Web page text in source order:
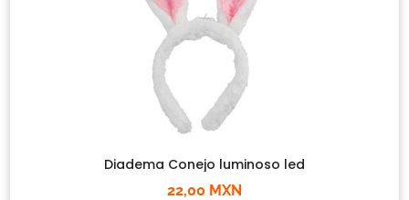
Diadema Conejo luminoso led
22,00 MXN